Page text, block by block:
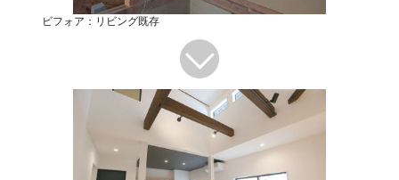
ビフォア：リビング既存